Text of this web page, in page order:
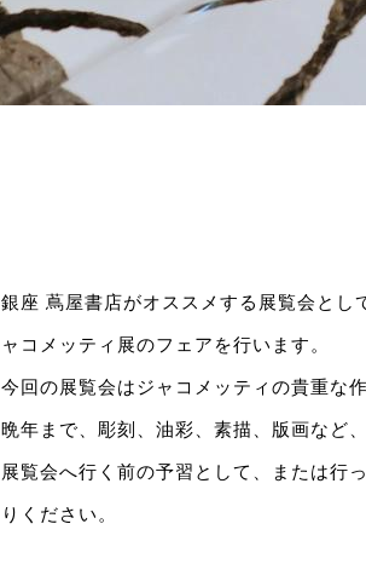
銀座 蔦屋書店がオススメする展覧会と
ャコメッティ展のフェアを行います。
今回の展覧会はジャコメッティの貴重な
晩年まで、彫刻、油彩、素描、版画など
展覧会へ行く前の予習として、または行
りください。